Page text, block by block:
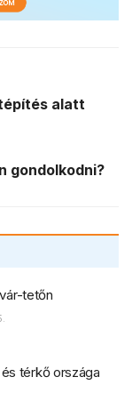
alatt
gondolkodni?
tetőn
térkő országa